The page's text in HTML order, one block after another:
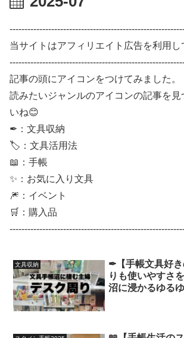
当サイトはアフィリエイト広告を利用し
記事の頭にアイコンをつけてみました。
読みたいジャンルのアイコンの記事を見
いね😊
✒：文具収納
🏷：文具活用法
📖：手帳
✨：お気に入り文具
🎆：イベント
🛒：購入品
文具収納
✒【手帳文具好
りも使いやすさ
沼に浸かるゆる